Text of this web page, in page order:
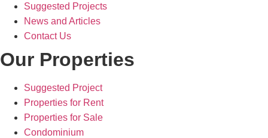
Suggested Projects
News and Articles
Contact Us
Our Properties
Suggested Project
Properties for Rent
Properties for Sale
Condominium